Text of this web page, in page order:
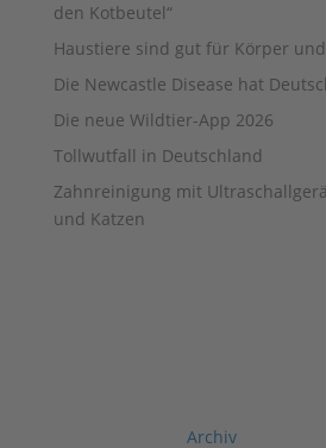
den Kotbeutel“
Haustiere sind gut für Körper und
Die Newcastle Disease hat
Die neue Wildtier-App 2026
Tollwutfall in Deutschland
Zahnreinigung mit
und Katzen
Archiv